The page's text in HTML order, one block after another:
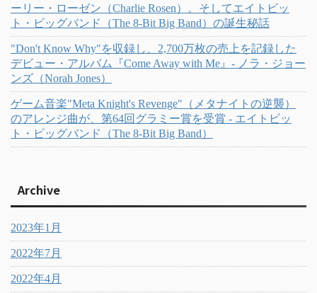
ーリー・ローゼン（Charlie Rosen）。そしてエイトビッ
ト・ビッグバンド（The 8-Bit Big Band）の誕生秘話
"Don't Know Why"を収録し、2,700万枚の売上を記録した
デビュー・アルバム『Come Away with Me』- ノラ・ジョー
ンズ（Norah Jones）
ゲーム音楽"Meta Knight's Revenge"（メタナイトの逆襲）
のアレンジ曲が、第64回グラミー賞を受賞 - エイトビッ
ト・ビッグバンド（The 8-Bit Big Band）
Archive
2023年1月
2022年7月
2022年4月